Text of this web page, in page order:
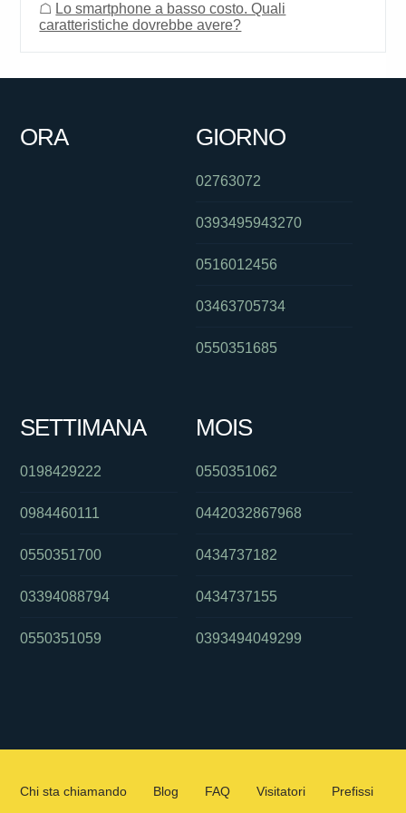
☖ Lo smartphone a basso costo. Quali
caratteristiche dovrebbe avere?
ORA GIORNO
02763072
0393495943270
0516012456
03463705734
0550351685
SETTIMANA
0198429222
0984460111
0550351700
03394088794
0550351059
MOIS
0550351062
0442032867968
0434737182
0434737155
0393494049299
Chi sta chiamando Blog FAQ Visitatori Prefissi